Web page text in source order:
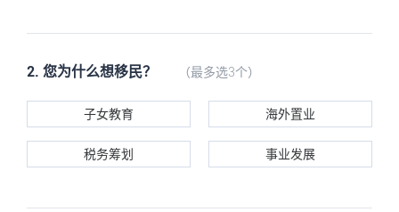
2. 您为什么想移民？ （最多选3个）
子女教育 海外置业
税务筹划 事业发展